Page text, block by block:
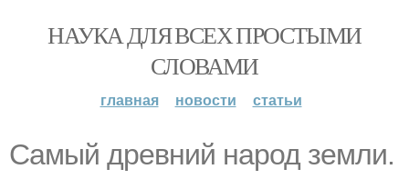
НАУКА ДЛЯ ВСЕХ ПРОСТЫМИ
СЛОВАМИ
главная новости статьи
Самый древний народ земли.